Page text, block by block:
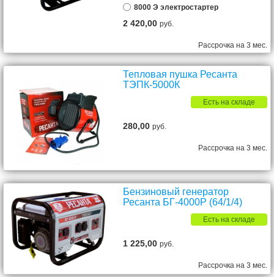
8000 Э электростартер
2 420,00руб.
Рассрочка на 3 мес.
Тепловая пушка Ресанта
ТЭПК-5000К
Есть на складе
280,00руб.
Рассрочка на 3 мес.
Бензиновый генератор
Ресанта БГ-4000Р (64/1/4)
Есть на складе
1 225,00руб.
Рассрочка на 3 мес.